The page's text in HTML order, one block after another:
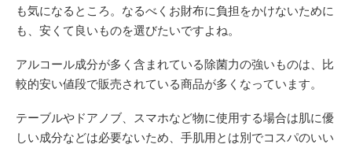
も気になるところ。なるべくお財布に負担をかけないために
も、安くて良いものを選びたいですよね。
アルコール成分が多く含まれている除菌力の強いものは、比
較的安い値段で販売されている商品が多くなっています。
テーブルやドアノブ、スマホなど物に使用する場合は肌に優
しい成分などは必要ないため、手肌用とは別でコスパのいい